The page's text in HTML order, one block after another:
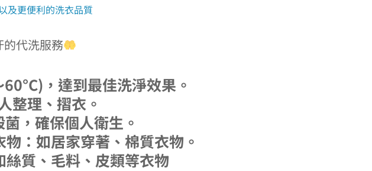
及更便利的洗衣品質
代洗服務
，達到最佳洗淨效果。
整理、摺衣。
，確保個人衛生。
：如居家穿著、棉質衣物。
質、毛料、皮類等衣物